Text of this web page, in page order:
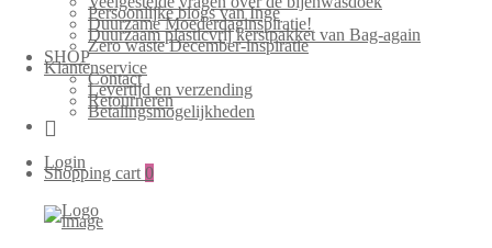
Persoonlijke blogs van Inge
Duurzame Moederdaginspiratie!
Duurzaam plasticvrij kerstpakket van Bag-again
Zero waste December-inspiratie
SHOP
Klantenservice
Contact
Levertijd en verzending
Retourneren
Betalingsmogelijkheden
Login
Shopping cart 0